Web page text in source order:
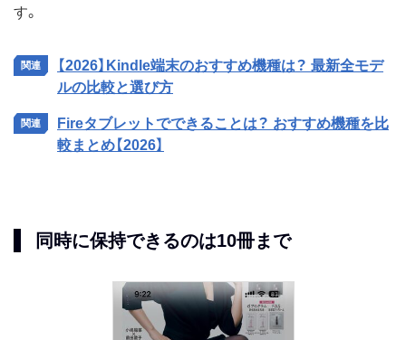
す。
【2026】Kindle端末のおすすめ機種は？ 最新全モデ
ルの比較と選び方
Fireタブレットでできることは？ おすすめ機種を比
較まとめ【2026】
同時に保持できるのは10冊まで